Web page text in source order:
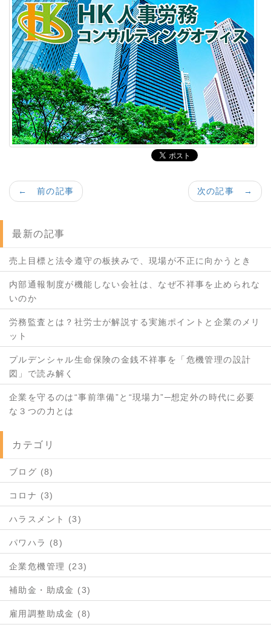
次の記事 →
← 前の記事
最新の記事
売上目標と法令遵守の板挟みで、現場が不正に向かうとき
内部通報制度が機能しない会社は、なぜ不祥事を止められな
いのか
労務監査とは？社労士が解説する実施ポイントと企業のメリ
ット
プルデンシャル生命保険の金銭不祥事を「危機管理の設計
図」で読み解く
企業を守るのは“事前準備”と“現場力”─想定外の時代に必要
な３つの力とは
カテゴリ
ブログ (8)
コロナ (3)
ハラスメント (3)
パワハラ (8)
企業危機管理 (23)
補助金・助成金 (3)
雇用調整助成金 (8)